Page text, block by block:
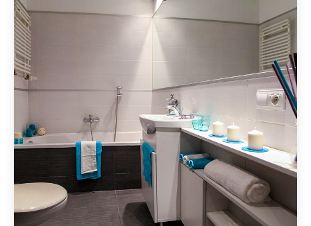
Geschrieben von
Redaktion Immofragen Bezirk: Gmünd (AT)